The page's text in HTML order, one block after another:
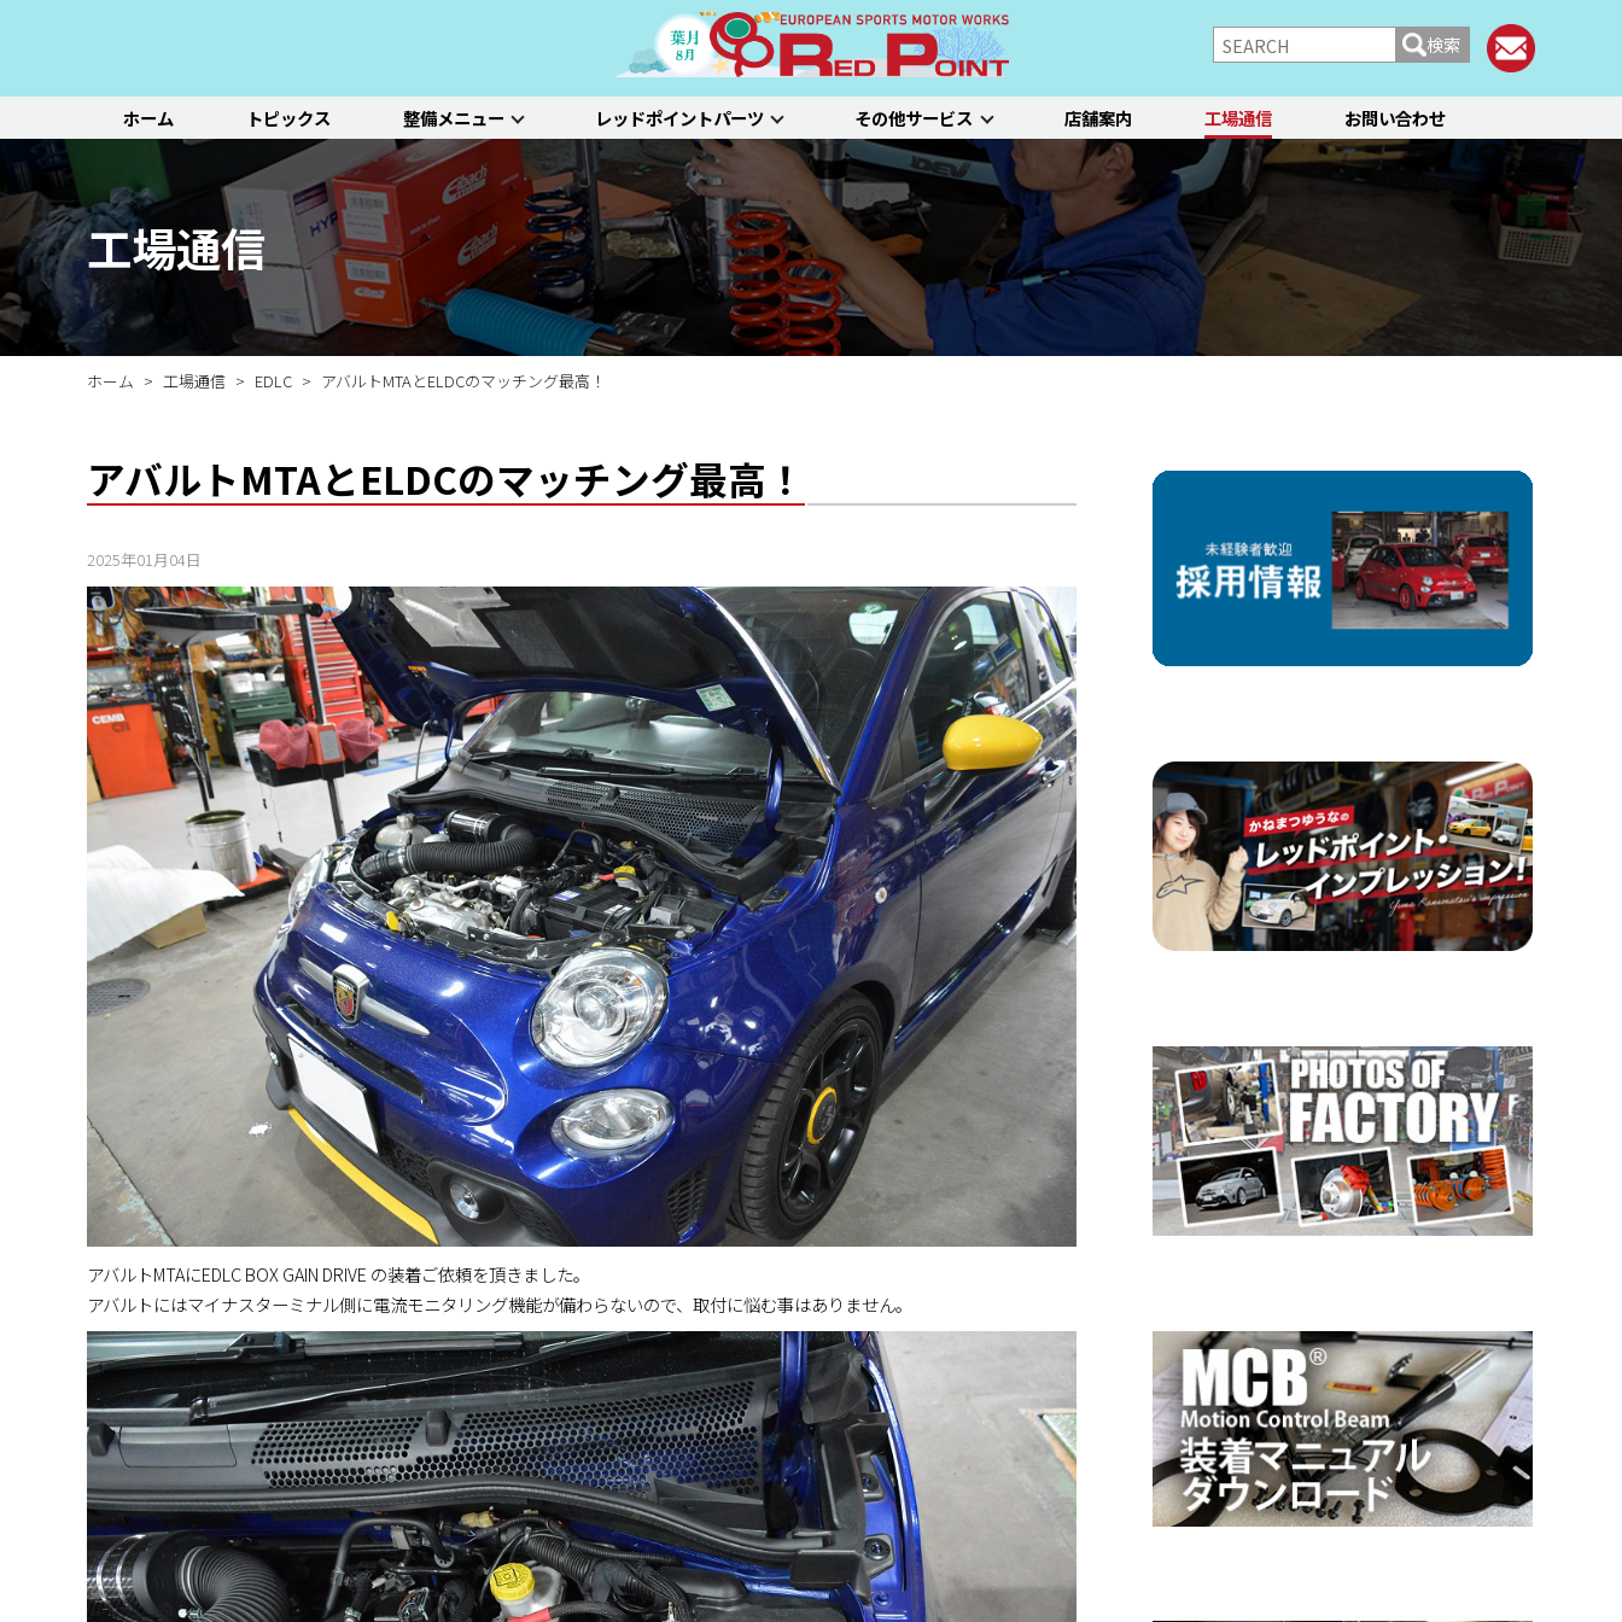
検索
ホーム トピックス 整備メニュー
整備メニュー
レッドポイントが推奨す
る、すべての車種に共通
する基本整備と、車両の
状態に応じた３段階のセ
ットメニューをご紹介し
ます。
一覧ページ
基本整備一覧
ADAS（先進運転支援システム）診断 SDL診断 ホイールアライメント点検・調整
オイル交換
エアコン整備
タイヤ整備 新車点検整備 12か月点検/24か月点検
初診点検・セットメニュー
初診点検 ステージ1／ベーシック ステージ2／ルーティーン
ステージ3／リフレッシュ
ステージ2／ステージ3 車種別価格表
レッドポイントパーツ
レッドポイント
パーツ
オリジナル&おすすめパ
ーツのご紹介
一覧ページ
車種別選択
ルノー プジョー シトロエン/DS アルファロメオ フィアット／アバルト
機能別選択
エンジン/駆動系 吸排気系 サスペンション/シャーシ
ブレーキ
ホイール/タイヤ
エクステリア インテリア 快適装備
その他サービス
その他のサービ
ス
新車の販売や中古車販
売、ならびに買い取りや
レンタカー等のサービス
を行なっております。
一覧ページ
新車販売・整備 特選中古車 車両買い取り
レンタカー
その他サービス
店舗案内 工場通信 お問い合わせ
工場通信
ホーム 工場通信 EDLC アバルトMTAとELDCのマッチング最高！
アバルトMTAとELDCのマッチング最高！
2025年01月04日
アバルトMTAにEDLC BOX GAIN DRIVE の装着ご依頼を頂きました。
アバルトにはマイナスターミナル側に電流モニタリング機能が備わらないので、取付に悩む事はありません。